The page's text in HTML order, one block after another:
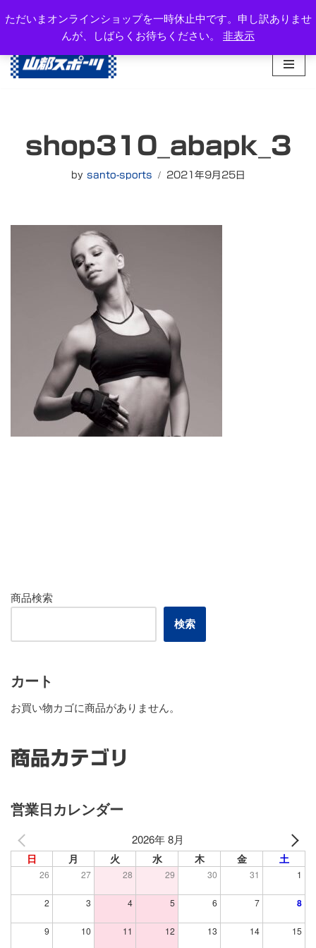
ただいまオンラインショップを一時休止中です。申し訳ありませ
んが、しばらくお待ちください。 非表示
ン
テ
岐阜県高山市西之一色町3-1081-2
TEL：0577-34-3434
shop310_abapk_3
by santo-sports 2021年9月25日
商品検索
検索
カート
お買い物カゴに商品がありません。
商品カテゴリ
営業日カレンダー
2026年 8月
日 月 火 水 木 金 土
26 27 28 29 30 31 1
2 3 4 5 6 7 8
9 10 11 12 13 14 15